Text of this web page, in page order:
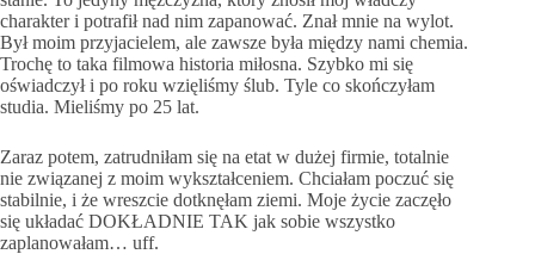
charakter i potrafił nad nim zapanować. Znał mnie na wylot.
Był moim przyjacielem, ale zawsze była między nami chemia.
Trochę to taka filmowa historia miłosna. Szybko mi się
oświadczył i po roku wzięliśmy ślub. Tyle co skończyłam
studia. Mieliśmy po 25 lat.
Zaraz potem, zatrudniłam się na etat w dużej firmie, totalnie
nie związanej z moim wykształceniem. Chciałam poczuć się
stabilnie, i że wreszcie dotknęłam ziemi. Moje życie zaczęło
się układać DOKŁADNIE TAK jak sobie wszystko
zaplanowałam… uff.